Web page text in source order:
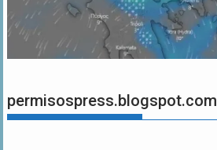
permisospress.blogspot.com